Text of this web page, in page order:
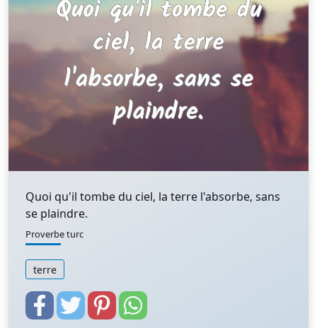
Quoi qu'il tombe du ciel, la terre l'absorbe, sans
se plaindre.
Proverbe turc
terre